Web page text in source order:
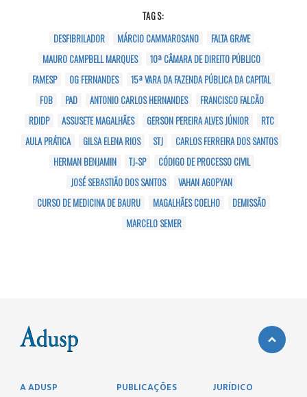
TAGS:
DESFIBRILADOR
MÁRCIO CAMMAROSANO
FALTA GRAVE
MAURO CAMPBELL MARQUES
10ª CÂMARA DE DIREITO PÚBLICO
FAMESP
OG FERNANDES
15ª VARA DA FAZENDA PÚBLICA DA CAPITAL
FOB
PAD ANTONIO CARLOS HERNANDES
FRANCISCO FALCÃO
RDIDP
ASSUSETE MAGALHÃES GERSON PEREIRA ALVES JÚNIOR
RTC
AULA PRÁTICA
GILSA ELENA RIOS STJ
CARLOS FERREIRA DOS SANTOS
HERMAN BENJAMIN
TJ-SP
CÓDIGO DE PROCESSO CIVIL
JOSÉ SEBASTIÃO DOS SANTOS
VAHAN AGOPYAN
CURSO DE MEDICINA DE BAURU
MAGALHÃES COELHO
DEMISSÃO
MARCELO SEMER
A ADUSP
PUBLICAÇÕES
JURÍDICO